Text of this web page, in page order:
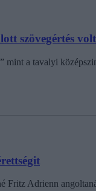
szövegértés
mint a tavalyi
Adrienn